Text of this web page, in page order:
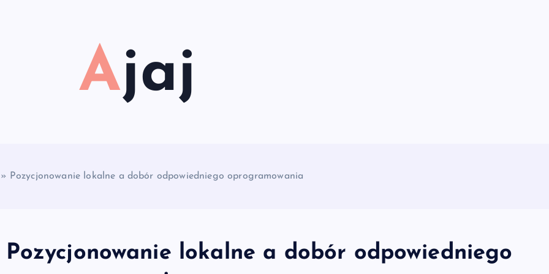
Ajaj
» Pozycjonowanie lokalne a dobór odpowiedniego oprogramowania
Pozycjonowanie lokalne a dobór odpowiedniego